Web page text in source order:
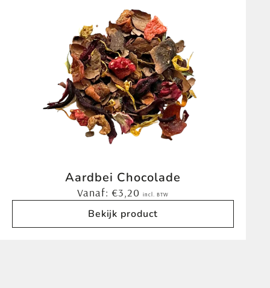
Aardbei Chocolade
Vanaf: €3,20 incl. BTW
Bekijk product